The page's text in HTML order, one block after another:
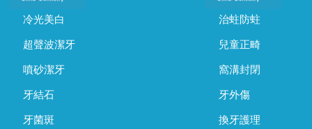
冷光美白
超聲波潔牙
噴砂潔牙
牙結石
牙菌斑
治蛀防蛀
兒童正畸
窩溝封閉
牙外傷
換牙護理